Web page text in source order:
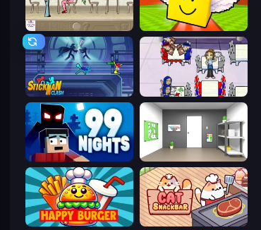
The Waitress Lucky Brainrot Blocks Online
Stickman Clash Diner Dash
99 Nights (Bloxd.io) Paint Room Escape
Happy Burger Cat Snack Bar